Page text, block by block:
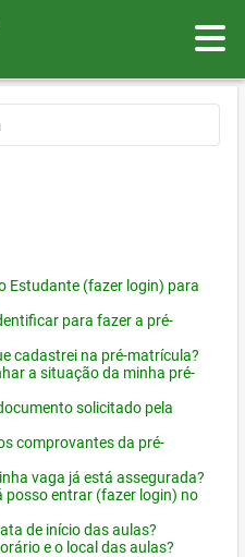
Estudante (fazer login) para
para fazer a pré-
cadastrei na pré-matrícula?
a situação da minha pré-
solicitado pela
comprovantes da pré-
vaga já está assegurada?
posso entrar (fazer login) no
de início das aulas?
e o local das aulas?